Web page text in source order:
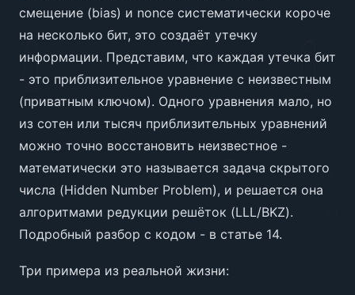
смещение (bias) и nonce систематически короче
на несколько бит, это создаёт утечку
информации. Представим, что каждая утечка бит
- это приблизительное уравнение с неизвестным
(приватным ключом). Одного уравнения мало, но
из сотен или тысяч приблизительных уравнений
можно точно восстановить неизвестное -
математически это называется задача скрытого
числа (Hidden Number Problem), и решается она
алгоритмами редукции решёток (LLL/BKZ).
Подробный разбор с кодом - в статье 14.
Три примера из реальной жизни: